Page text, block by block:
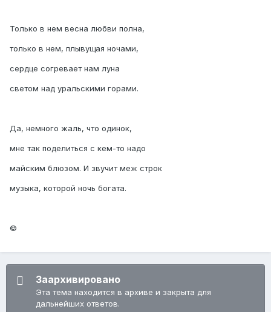
Только в нем весна любви полна,
только в нем, плывущая ночами,
сердце согревает нам луна
светом над уральскими горами.
Да, немного жаль, что одинок,
мне так поделиться с кем-то надо
майским блюзом. И звучит меж строк
музыка, которой ночь богата.
©
Заархивировано
Эта тема находится в архиве и закрыта для
дальнейших ответов.